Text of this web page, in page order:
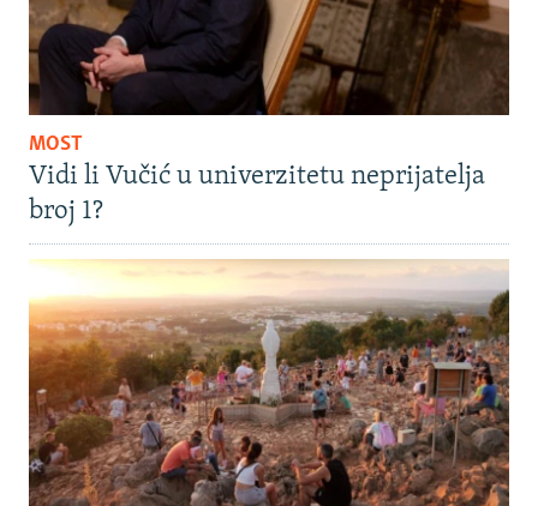
MOST
Vidi li Vučić u univerzitetu neprijatelja
broj 1?